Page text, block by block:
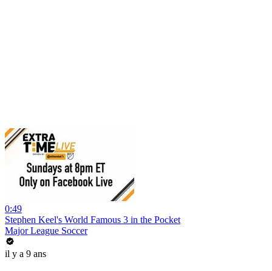
0:49
Stephen Keel's World Famous 3 in the Pocket
Major League Soccer
il y a 9 ans